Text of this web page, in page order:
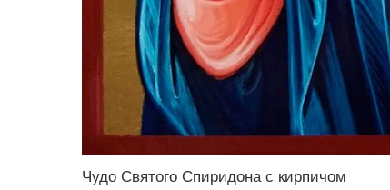
Чудо Святого Спиридона с кирпичом